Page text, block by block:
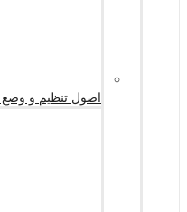
اصول تنظیم و وضع